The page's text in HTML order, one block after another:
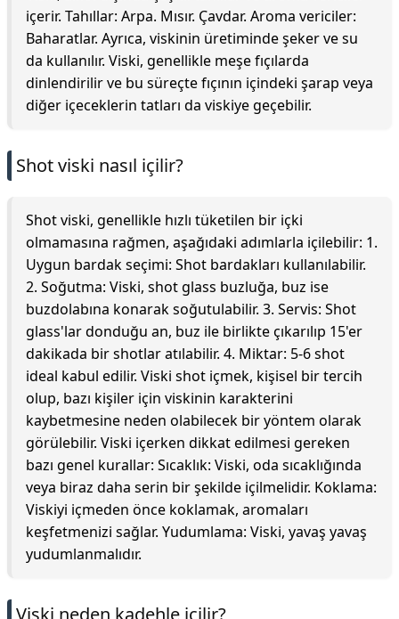
içerir. Tahıllar: Arpa. Mısır. Çavdar. Aroma vericiler:
Baharatlar. Ayrıca, viskinin üretiminde şeker ve su
da kullanılır. Viski, genellikle meşe fıçılarda
dinlendirilir ve bu süreçte fıçının içindeki şarap veya
diğer içeceklerin tatları da viskiye geçebilir.
Shot viski nasıl içilir?
Shot viski, genellikle hızlı tüketilen bir içki
olmamasına rağmen, aşağıdaki adımlarla içilebilir: 1.
Uygun bardak seçimi: Shot bardakları kullanılabilir.
2. Soğutma: Viski, shot glass buzluğa, buz ise
buzdolabına konarak soğutulabilir. 3. Servis: Shot
glass'lar donduğu an, buz ile birlikte çıkarılıp 15'er
dakikada bir shotlar atılabilir. 4. Miktar: 5-6 shot
ideal kabul edilir. Viski shot içmek, kişisel bir tercih
olup, bazı kişiler için viskinin karakterini
kaybetmesine neden olabilecek bir yöntem olarak
görülebilir. Viski içerken dikkat edilmesi gereken
bazı genel kurallar: Sıcaklık: Viski, oda sıcaklığında
veya biraz daha serin bir şekilde içilmelidir. Koklama:
Viskiyi içmeden önce koklamak, aromaları
keşfetmenizi sağlar. Yudumlama: Viski, yavaş yavaş
yudumlanmalıdır.
Viski neden kadehle içilir?